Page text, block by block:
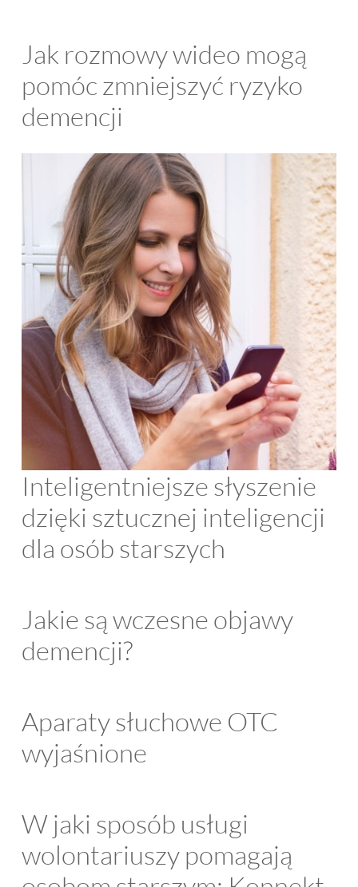
Jak rozmowy wideo mogą
pomóc zmniejszyć ryzyko
demencji
Inteligentniejsze słyszenie
dzięki sztucznej inteligencji
dla osób starszych
Jakie są wczesne objawy
demencji?
Aparaty słuchowe OTC
wyjaśnione
W jaki sposób usługi
wolontariuszy pomagają